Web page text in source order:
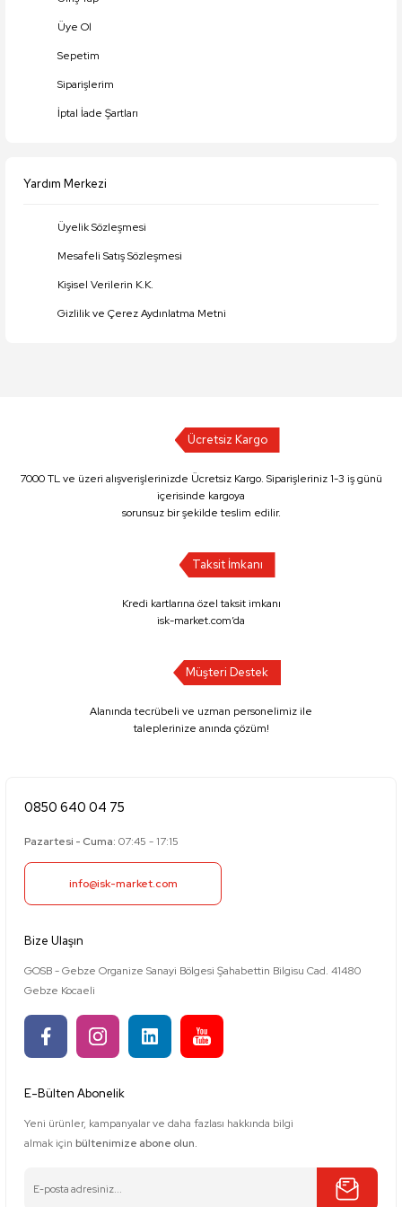
Üye Ol
Sepetim
Siparişlerim
İptal İade Şartları
Yardım Merkezi
Üyelik Sözleşmesi
Mesafeli Satış Sözleşmesi
Kişisel Verilerin K.K.
Gizlilik ve Çerez Aydınlatma Metni
Ücretsiz Kargo
7000 TL ve üzeri alışverişlerinizde Ücretsiz Kargo. Siparişleriniz 1-3 iş günü
içerisinde kargoya
sorunsuz bir şekilde teslim edilir.
Taksit İmkanı
Kredi kartlarına özel taksit imkanı
isk-market.com’da
Müşteri Destek
Alanında tecrübeli ve uzman personelimiz ile
taleplerinize anında çözüm!
0850 640 04 75
Pazartesi - Cuma: 07:45 - 17:15
info@isk-market.com
Bize Ulaşın
GOSB - Gebze Organize Sanayi Bölgesi Şahabettin Bilgisu Cad. 41480
Gebze Kocaeli
E-Bülten Abonelik
Yeni ürünler, kampanyalar ve daha fazlası hakkında bilgi
almak için bültenimize abone olun.